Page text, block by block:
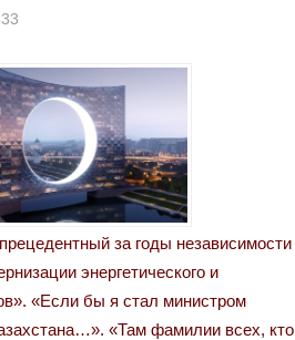
за годы независимости
энергетического и
«Если бы я стал министром
«Там фамилии всех, кто